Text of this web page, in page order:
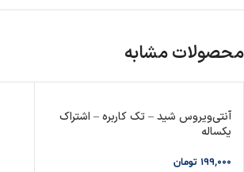
محصولات مشابه
آنتی‌ویروس شید – تک کاربره – اشتراک
یکساله
199,000 تومان